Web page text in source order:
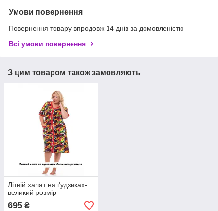
Умови повернення
Повернення товару впродовж 14 днів за домовленістю
Всі умови повернення
З цим товаром також замовляють
Літній халат на ґудзиках-
великий розмір
695 ₴